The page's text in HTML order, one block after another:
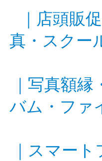
店頭販
真・スクー
写真額縁
バム・ファ
スマート